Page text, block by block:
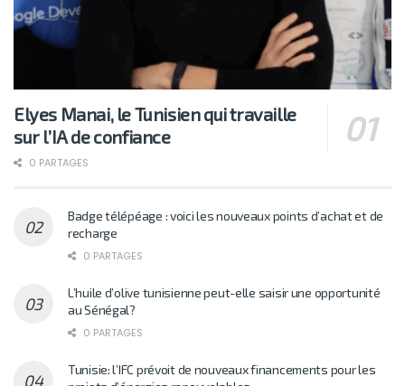
Elyes Manai, le Tunisien qui travaille
sur l’IA de confiance
0 PARTAGES
Badge télépéage : voici les nouveaux points d’achat et de
recharge
0 PARTAGES
L’huile d’olive tunisienne peut-elle saisir une opportunité
au Sénégal?
0 PARTAGES
Tunisie: l’IFC prévoit de nouveaux financements pour les